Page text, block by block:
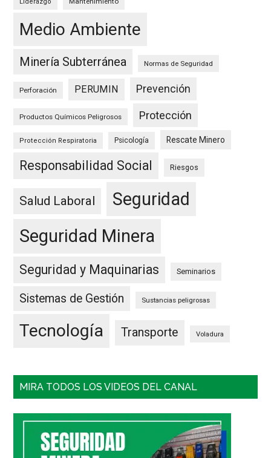
Medio Ambiente
Minería Subterránea Normas de Seguridad
Perforación PERUMIN Prevención
Productos Químicos Peligrosos Protección
Protección Respiratoria Psicología Rescate Minero
Responsabilidad Social Riesgos
Salud Laboral
Seguridad
Seguridad Minera
Seguridad y Maquinarias Seminarios
Sistemas de Gestión Sustancias peligrosas
Tecnología Transporte Voladura
MIRA TODOS LOS VIDEOS DEL CANAL